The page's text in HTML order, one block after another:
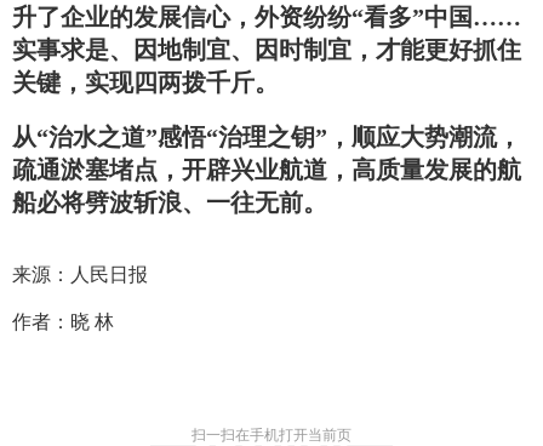
升了企业的发展信心，外资纷纷“看多”中国……
实事求是、因地制宜、因时制宜，才能更好抓住
关键，实现四两拨千斤。
从“治水之道”感悟“治理之钥”，顺应大势潮流，
疏通淤塞堵点，开辟兴业航道，高质量发展的航
船必将劈波斩浪、一往无前。
来源：人民日报
作者：晓 林
扫一扫在手机打开当前页